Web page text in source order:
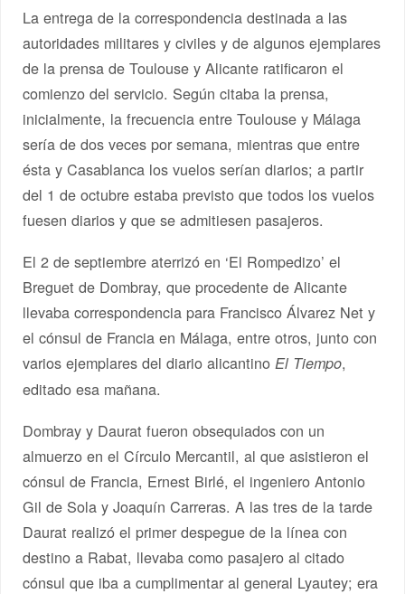
La entrega de la correspondencia destinada a las
autoridades militares y civiles y de algunos ejemplares
de la prensa de Toulouse y Alicante ratificaron el
comienzo del servicio. Según citaba la prensa,
inicialmente, la frecuencia entre Toulouse y Málaga
sería de dos veces por semana, mientras que entre
ésta y Casablanca los vuelos serían diarios; a partir
del 1 de octubre estaba previsto que todos los vuelos
fuesen diarios y que se admitiesen pasajeros.
El 2 de septiembre aterrizó en ‘El Rompedizo’ el
Breguet de Dombray, que procedente de Alicante
llevaba correspondencia para Francisco Álvarez Net y
el cónsul de Francia en Málaga, entre otros, junto con
varios ejemplares del diario alicantinoEl Tiempo,
editado esa mañana.
Dombray y Daurat fueron obsequiados con un
almuerzo en el Círculo Mercantil, al que asistieron el
cónsul de Francia, Ernest Birlé, el ingeniero Antonio
Gil de Sola y Joaquín Carreras. A las tres de la tarde
Daurat realizó el primer despegue de la línea con
destino a Rabat, llevaba como pasajero al citado
cónsul que iba a cumplimentar al general Lyautey; era